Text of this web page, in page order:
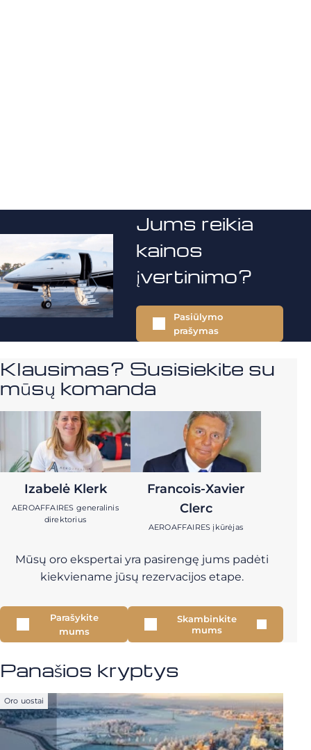
Jums reikia
kainos
įvertinimo?
Pasiūlymo
prašymas
Klausimas? Susisiekite su
mūsų komanda
Izabelė Klerk
AEROAFFAIRES generalinis
direktorius
Francois-Xavier
Clerc
AEROAFFAIRES įkūrėjas
Mūsų oro ekspertai yra pasirengę jums padėti
kiekviename jūsų rezervacijos etape.
Parašykite
mums
Skambinkite
mums
Panašios kryptys
Oro uostai